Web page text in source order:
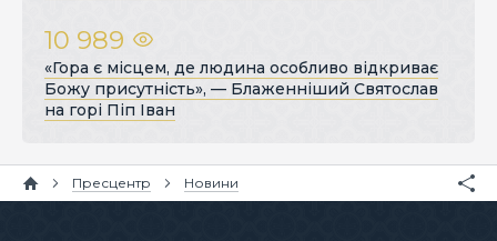
10 989
«Гора є місцем, де людина особливо відкриває
Божу присутність», — Блаженніший Святослав
на горі Піп Іван
Пресцентр Новини